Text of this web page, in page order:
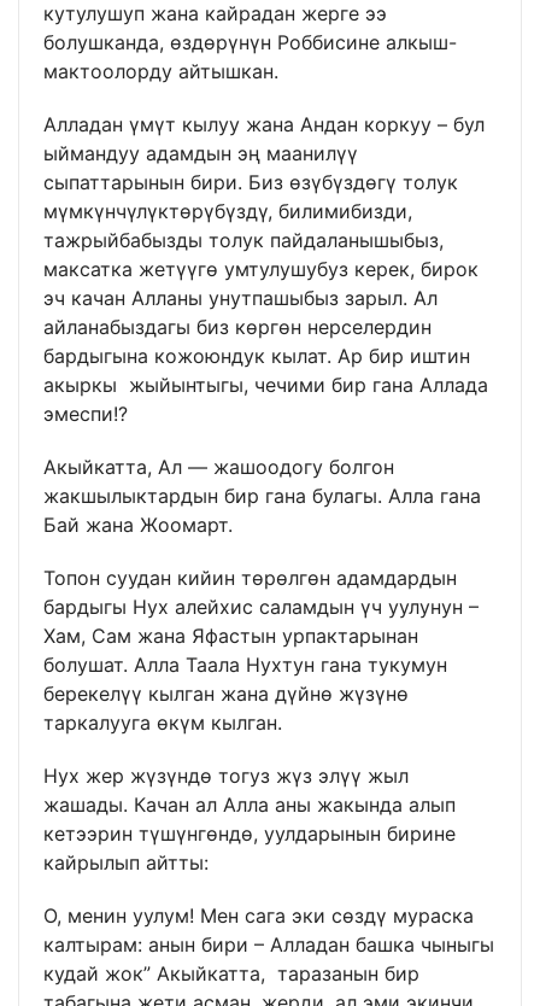
кутулушуп жана кайрадан жерге ээ
болушканда, өздөрүнүн Роббисине алкыш-
мактоолорду айтышкан.
Алладан үмүт кылуу жана Андан коркуу – бул
ыймандуу адамдын эң маанилүү
сыпаттарынын бири. Биз өзүбүздөгү толук
мүмкүнчүлүктөрүбүздү, билимибизди,
тажрыйбабызды толук пайдаланышыбыз,
максатка жетүүгө умтулушубуз керек, бирок
эч качан Алланы унутпашыбыз зарыл. Ал
айланабыздагы биз көргөн нерселердин
бардыгына кожоюндук кылат. Ар бир иштин
акыркы жыйынтыгы, чечими бир гана Аллада
эмеспи!?
Акыйкатта, Ал — жашоодогу болгон
жакшылыктардын бир гана булагы. Алла гана
Бай жана Жоомарт.
Топон суудан кийин төрөлгөн адамдардын
бардыгы Нух алейхис саламдын үч уулунун –
Хам, Сам жана Яфастын урпактарынан
болушат. Алла Таала Нухтун гана тукумун
берекелүү кылган жана дүйнө жүзүнө
таркалууга өкүм кылган.
Нух жер жүзүндө тогуз жүз элүү жыл
жашады. Качан ал Алла аны жакында алып
кетээрин түшүнгөндө, уулдарынын бирине
кайрылып айтты:
О, менин уулум! Мен сага эки сөздү мураска
калтырам: анын бири – Алладан башка чыныгы
кудай жок” Акыйкатта, таразанын бир